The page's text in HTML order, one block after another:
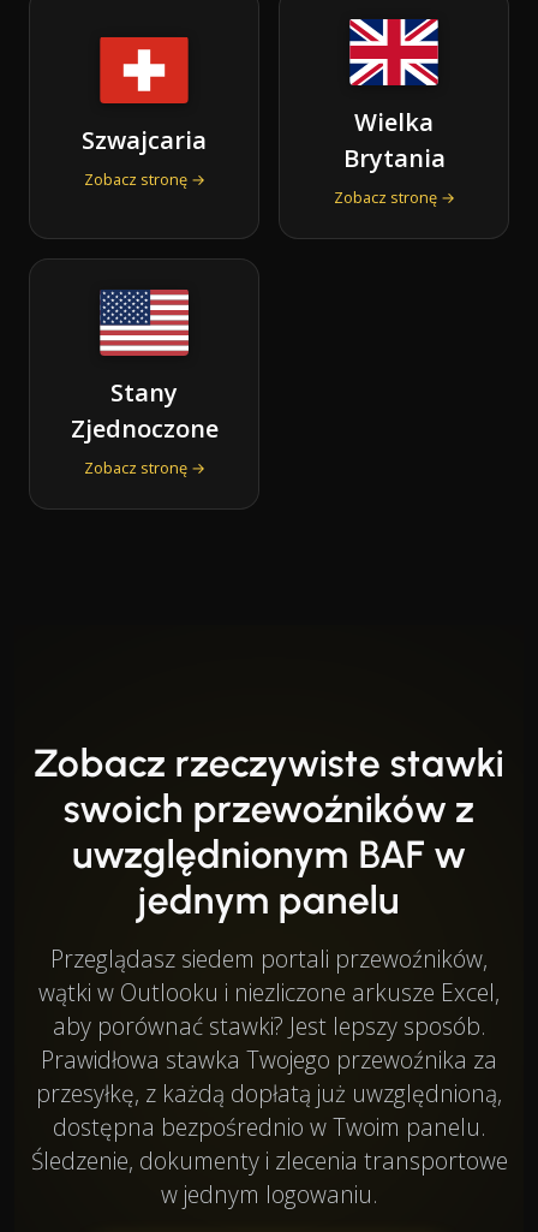
Szwajcaria
Zobacz stronę →
Wielka
Brytania
Zobacz stronę →
Stany
Zjednoczone
Zobacz stronę →
Zobacz rzeczywiste stawki
swoich przewoźników z
uwzględnionym BAF w
jednym panelu
Przeglądasz siedem portali przewoźników,
wątki w Outlooku i niezliczone arkusze Excel,
aby porównać stawki? Jest lepszy sposób.
Prawidłowa stawka Twojego przewoźnika za
przesyłkę, z każdą dopłatą już uwzględnioną,
dostępna bezpośrednio w Twoim panelu.
Śledzenie, dokumenty i zlecenia transportowe
w jednym logowaniu.